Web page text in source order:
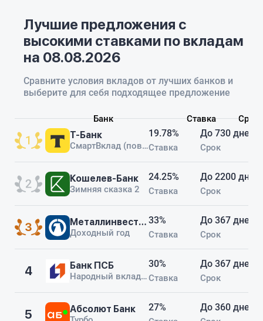
суммы, так что тот красивый 9%,
который меня привлёк, в итоге
оказался ниже. В других банках
бывают похожие условия, но тут
за приложение дополнительно
платить не надо, как в
без проблем, доверие к банку у
меня есть — зарплата раньше
шла сюда, так что спокойно
вложил. В целом всё нормально,
но внимательно изучайте
условия, потому что финальная
процентная ставка может
отличаться от той, что вы
сначала увидите.
после такого
все счета.
Лучшие предложения с
высокими ставками по вкладам
на 08.08.2026
Сравните условия вкладов от лучших банков и
выберите для себя подходящее предложение
Банк Ставка Срок
Т-Банк
СмартВклад (повышенная ставка)
19.78%
Ставка
До 730 дней
Срок
Кошелев-Банк
Зимняя сказка 2
24.25%
Ставка
До 2200 дней
Срок
Металлинвестбанк
Доходный год
33%
Ставка
До 367 дней
Срок
4 Банк ПСБ
Народный вклад плюс
30%
Ставка
До 367 дней
Срок
5 Абсолют Банк 27% До 360 дней